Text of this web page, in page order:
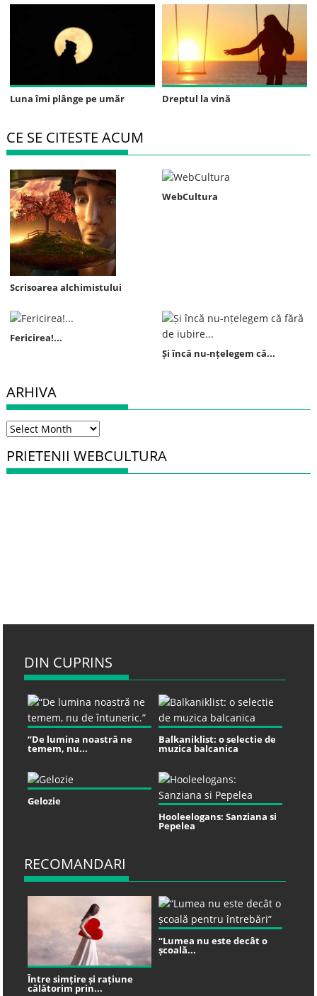
Luna îmi plânge pe umăr Dreptul la vină
CE SE CITESTE ACUM
Scrisoarea alchimistului
WebCultura
Fericirea!...
Și încă nu-nțelegem că...
ARHIVA
Arhiva
PRIETENII WEBCULTURA
DIN CUPRINS
“De lumina noastră ne
temem, nu...
Balkaniklist: o selectie de
muzica balcanica
Gelozie
Hooleelogans: Sanziana si
Pepelea
RECOMANDARI
Între simțire și rațiune
călătorim prin...
“Lumea nu este decât o
școală...